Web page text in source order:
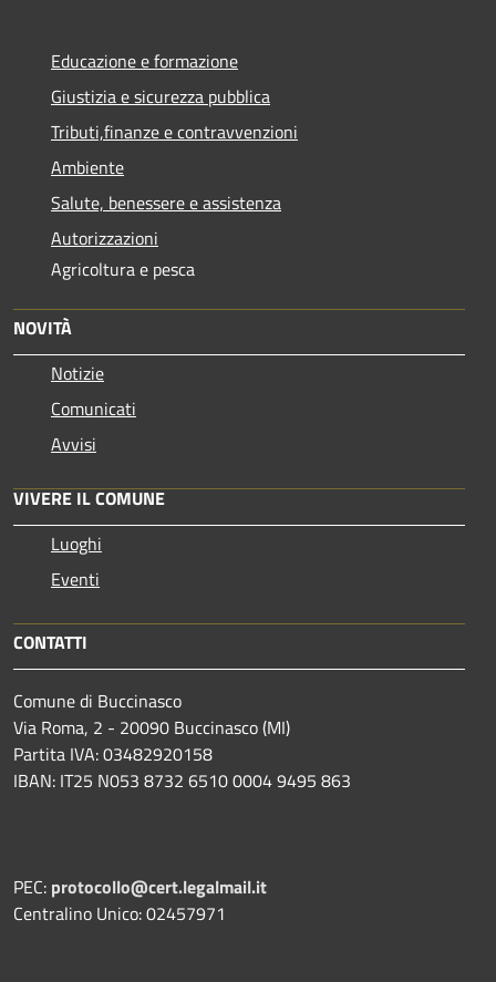
Educazione e formazione
Giustizia e sicurezza pubblica
Tributi,finanze e contravvenzioni
Ambiente
Salute, benessere e assistenza
Autorizzazioni
Agricoltura e pesca
NOVITÀ
Notizie
Comunicati
Avvisi
VIVERE IL COMUNE
Luoghi
Eventi
CONTATTI
Comune di Buccinasco
Via Roma, 2 - 20090 Buccinasco (MI)
Partita IVA: 03482920158
IBAN: IT25 N053 8732 6510 0004 9495 863
PEC: protocollo@cert.legalmail.it
Centralino Unico: 02457971